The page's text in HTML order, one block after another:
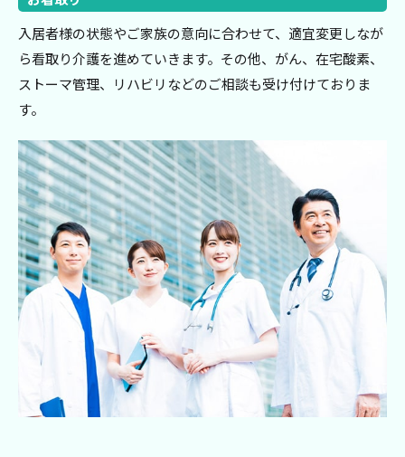
入居者様の状態やご家族の意向に合わせて、適宜変更しなが
ら看取り介護を進めていきます。その他、がん、在宅酸素、
ストーマ管理、リハビリなどのご相談も受け付けておりま
す。